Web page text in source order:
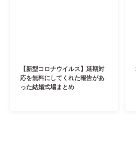
【新型コロナウイルス】延期対
応を無料にしてくれた報告があ
った結婚式場まとめ